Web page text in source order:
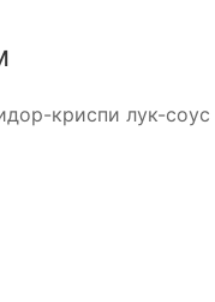
криспи лук-соус